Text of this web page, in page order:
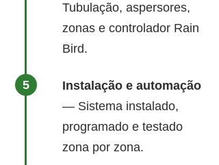
Tubulação, aspersores,
zonas e controlador Rain
Bird.
Instalação e automação
— Sistema instalado,
programado e testado
zona por zona.